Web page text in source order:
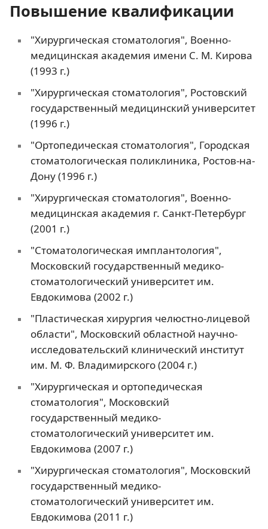
Повышение квалификации
"Хирургическая стоматология", Военно-
медицинская академия имени С. М. Кирова
(1993 г.)
"Хирургическая стоматология", Ростовский
государственный медицинский университет
(1996 г.)
"Ортопедическая стоматология", Городская
стоматологическая поликлиника, Ростов-на-
Дону (1996 г.)
"Хирургическая стоматология", Военно-
медицинская академия г. Санкт-Петербург
(2001 г.)
"Стоматологическая имплантология",
Московский государственный медико-
стоматологический университет им.
Евдокимова (2002 г.)
"Пластическая хирургия челюстно-лицевой
области", Московский областной научно-
исследовательский клинический институт
им. М. Ф. Владимирского (2004 г.)
"Хирургическая и ортопедическая
стоматология", Московский
государственный медико-
стоматологический университет им.
Евдокимова (2007 г.)
"Хирургическая стоматология", Московский
государственный медико-
стоматологический университет им.
Евдокимова (2011 г.)